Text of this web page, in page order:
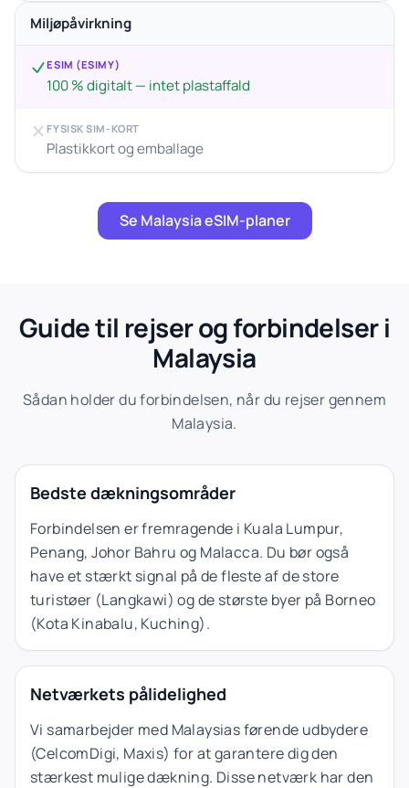
Miljøpåvirkning
ESIM (ESIMY)
100 % digitalt — intet plastaffald
FYSISK SIM-KORT
Plastikkort og emballage
Se Malaysia eSIM-planer
Guide til rejser og forbindelser i
Malaysia
Sådan holder du forbindelsen, når du rejser gennem
Malaysia.
Bedste dækningsområder
Forbindelsen er fremragende i Kuala Lumpur,
Penang, Johor Bahru og Malacca. Du bør også
have et stærkt signal på de fleste af de store
turistøer (Langkawi) og de største byer på Borneo
(Kota Kinabalu, Kuching).
Netværkets pålidelighed
Vi samarbejder med Malaysias førende udbydere
(CelcomDigi, Maxis) for at garantere dig den
stærkest mulige dækning. Disse netværk har den